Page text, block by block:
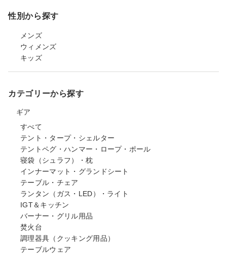
性別から探す
メンズ
ウィメンズ
キッズ
カテゴリーから探す
ギア
すべて
テント・タープ・シェルター
テントペグ・ハンマー・ロープ・ポール
寝袋（シュラフ）・枕
インナーマット・グランドシート
テーブル・チェア
ランタン（ガス・LED）・ライト
IGT＆キッチン
バーナー・グリル用品
焚火台
調理器具（クッキング用品）
テーブルウェア